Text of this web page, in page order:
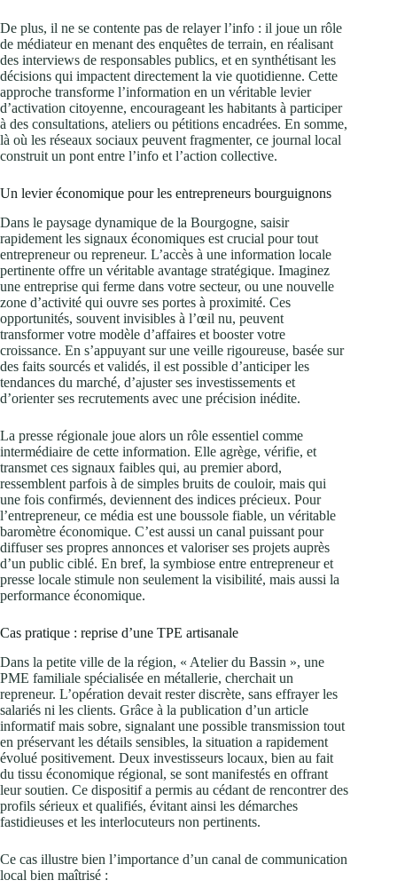
De plus, il ne se contente pas de relayer l’info : il joue un rôle
de médiateur en menant des enquêtes de terrain, en réalisant
des interviews de responsables publics, et en synthétisant les
décisions qui impactent directement la vie quotidienne. Cette
approche transforme l’information en un véritable levier
d’activation citoyenne, encourageant les habitants à participer
à des consultations, ateliers ou pétitions encadrées. En somme,
là où les réseaux sociaux peuvent fragmenter, ce journal local
construit un pont entre l’info et l’action collective.
Un levier économique pour les entrepreneurs bourguignons
Dans le paysage dynamique de la Bourgogne, saisir
rapidement les signaux économiques est crucial pour tout
entrepreneur ou repreneur. L’accès à une information locale
pertinente offre un véritable avantage stratégique. Imaginez
une entreprise qui ferme dans votre secteur, ou une nouvelle
zone d’activité qui ouvre ses portes à proximité. Ces
opportunités, souvent invisibles à l’œil nu, peuvent
transformer votre modèle d’affaires et booster votre
croissance. En s’appuyant sur une veille rigoureuse, basée sur
des faits sourcés et validés, il est possible d’anticiper les
tendances du marché, d’ajuster ses investissements et
d’orienter ses recrutements avec une précision inédite.
La presse régionale joue alors un rôle essentiel comme
intermédiaire de cette information. Elle agrège, vérifie, et
transmet ces signaux faibles qui, au premier abord,
ressemblent parfois à de simples bruits de couloir, mais qui
une fois confirmés, deviennent des indices précieux. Pour
l’entrepreneur, ce média est une boussole fiable, un véritable
baromètre économique. C’est aussi un canal puissant pour
diffuser ses propres annonces et valoriser ses projets auprès
d’un public ciblé. En bref, la symbiose entre entrepreneur et
presse locale stimule non seulement la visibilité, mais aussi la
performance économique.
Cas pratique : reprise d’une TPE artisanale
Dans la petite ville de la région, « Atelier du Bassin », une
PME familiale spécialisée en métallerie, cherchait un
repreneur. L’opération devait rester discrète, sans effrayer les
salariés ni les clients. Grâce à la publication d’un article
informatif mais sobre, signalant une possible transmission tout
en préservant les détails sensibles, la situation a rapidement
évolué positivement. Deux investisseurs locaux, bien au fait
du tissu économique régional, se sont manifestés en offrant
leur soutien. Ce dispositif a permis au cédant de rencontrer des
profils sérieux et qualifiés, évitant ainsi les démarches
fastidieuses et les interlocuteurs non pertinents.
Ce cas illustre bien l’importance d’un canal de communication
local bien maîtrisé :